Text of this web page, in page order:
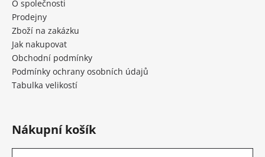
O společnosti
Prodejny
Zboží na zakázku
Jak nakupovat
Obchodní podmínky
Podmínky ochrany osobních údajů
Tabulka velikostí
Nákupní košík